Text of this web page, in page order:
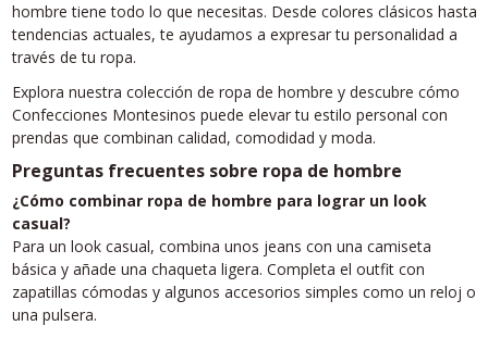
hombre tiene todo lo que necesitas. Desde colores clásicos hasta
tendencias actuales, te ayudamos a expresar tu personalidad a
través de tu ropa.
Explora nuestra colección de ropa de hombre y descubre cómo
Confecciones Montesinos puede elevar tu estilo personal con
prendas que combinan calidad, comodidad y moda.
Preguntas frecuentes sobre ropa de hombre
¿Cómo combinar ropa de hombre para lograr un look
casual?
Para un look casual, combina unos jeans con una camiseta
básica y añade una chaqueta ligera. Completa el outfit con
zapatillas cómodas y algunos accesorios simples como un reloj o
una pulsera.